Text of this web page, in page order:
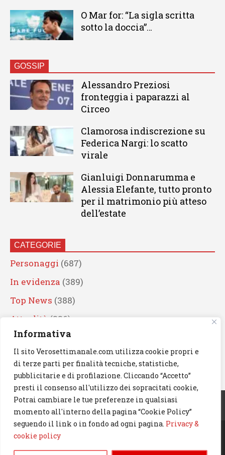
Informativa
Il sito Verosettimanale.com utilizza cookie propri e
di terze parti per finalità tecniche, statistiche,
pubblicitarie e di profilazione. Cliccando “Accetto”
presti il consenso all'utilizzo dei sopracitati cookie,
Potrai cambiare le tue preferenze in qualsiasi
momento all'interno della pagina “Cookie Policy”
seguendo il link o in fondo ad ogni pagina. Privacy &
cookie policy
O Mar for: “La sigla scritta
sotto la doccia”…
GOSSIP
Alessandro Preziosi
fronteggia i paparazzi al
Circeo
Clamorosa indiscrezione su
Federica Nargi: lo scatto
virale
Gianluigi Donnarumma e
Alessia Elefante, tutto pronto
per il matrimonio più atteso
dell’estate
CATEGORIE
Personaggi (687)
In evidenza (389)
Top News (388)
Attualità (336)
Eventi(330)
Artisti (241)
News(238)
Cerca
© 2023 Verosettimanale.com. All rights reserved.